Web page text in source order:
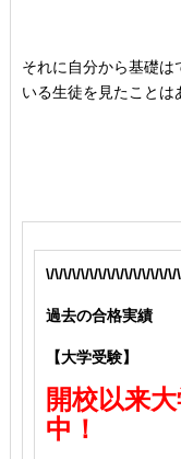
それに自分から基礎は
いる生徒を見たことは
\/\/\/\/\/\/\/\/\/\/\/\/\/\/
過去の合格実績
【大学受験】
開校以来
中！